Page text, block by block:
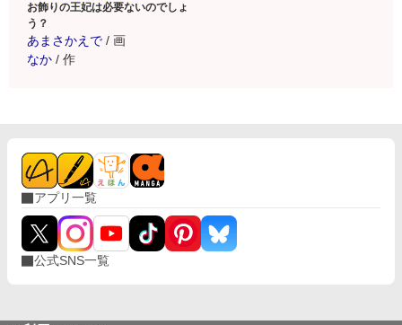
お飾りの王妃は必要ないのでしょ
う？
あまさかえで / 画
なか / 作
アプリ一覧
公式SNS一覧